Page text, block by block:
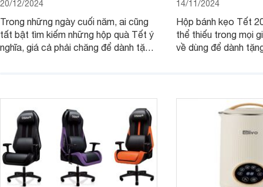
20/12/2024
Trong những ngày cuối năm, ai cũng
tất bật tìm kiếm những hộp quà Tết ý
nghĩa, giá cả phải chăng để dành tặng
- 500k đẹp mắt nhé.
14/11/2024
Hộp bánh kẹo Tết
thể thiếu trong mọi
về dùng để dành
2025 mới vừa sang,
mua sắm cuối năm.